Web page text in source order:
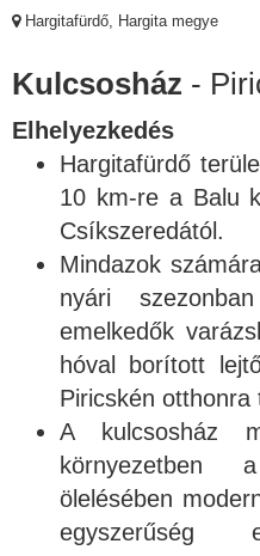
Hargitafürdő, Hargita megye
Kulcsosház -
Elhelyezkedés
Hargitafürdő
10 km-re a Balu
Csíkszeredától.
Mindazok
nyári
emelkedők
hóval borított
Piricskén otthonra
A kulcsosház
környezetben
ölelésében
egyszerűség